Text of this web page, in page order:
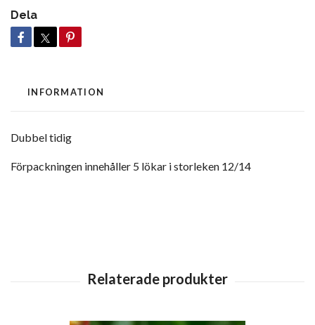
Dela
INFORMATION
Dubbel tidig
Förpackningen innehåller 5 lökar i storleken 12/14